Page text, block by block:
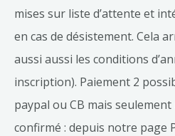
mises sur liste d’attente et
en cas de désistement. Cela
aussi aussi les conditions
inscription). Paiement 2
paypal ou CB mais
confirmé : depuis notre page